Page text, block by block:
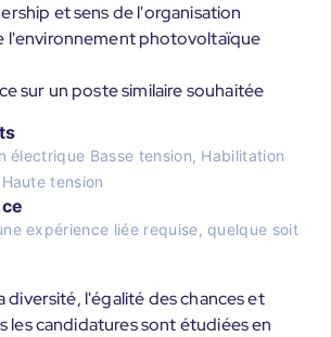
et sens de l'organisation
l'environnement photovoltaïque
sur un poste similaire souhaitée
électrique Basse tension, Habilitation
tension
expérience liée requise, quelque soit
diversité, l'égalité des chances et
les candidatures sont étudiées en